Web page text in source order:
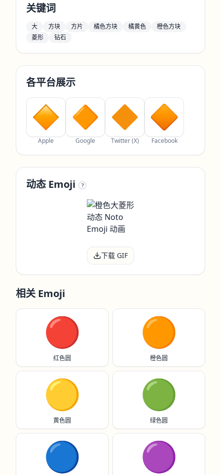
关键词
大 方块 方片 橘色方块 橘黄色
橙色方块
菱形
钻石
各平台展示
Apple Google Twitter (X) Facebook
动态 Emoji ?
下载 GIF
相关 Emoji
🔴
红色圆
🟠
橙色圆
🟡
黄色圆
🟢
绿色圆
🔵 🟣